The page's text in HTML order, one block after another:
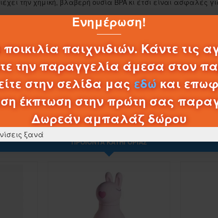
Ενημέρωση!
παιχνιδιών. Κάντε τις
την παραγγελία άμεσα στον
στην σελίδα μας εδώ και
έκπτωση στην πρώτη σας
Δωρεάν αμπαλάζ δώρου
ξανά
την χημική, βλαβερή ουσία BPA κι έτσι είναι ασφαλές
0,20€
ΠΡΟΪΌΝΤΑ ΚΑΤΗΓΟΡΊΑΣ